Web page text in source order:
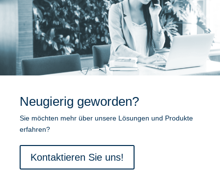
Neugierig geworden?
Sie möchten mehr über unsere Lösungen und Produkte
erfahren?
Kontaktieren Sie uns!